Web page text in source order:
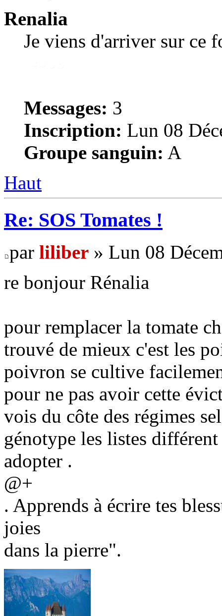
Renalia
Je viens d'arriver sur ce
Messages: 3
Inscription: Lun 08
Groupe sanguin: A
Haut
Re: SOS Tomates !
par liliber » Lun 08
re bonjour Rénalia
pour remplacer la tomate
trouvé de mieux c'est les
poivron se cultive
pour ne pas avoir cette
vois du côte des régimes
génotype les listes
adopter .
@+
. Apprends à écrire tes
joies
dans la pierre".